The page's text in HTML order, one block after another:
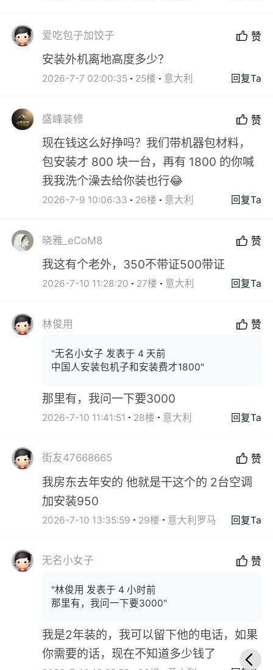
爱吃包子加饺子 赞
安装外机离地高度多少？
2026-7-7 02:00:35 25楼 意大利 回复Ta
盛峰装修 赞
现在钱这么好挣吗？我们带机器包材料，
包安装才 800 块一台，再有 1800 的你喊
我我洗个澡去给你装也行😂
2026-7-9 10:06:33 26楼 意大利 回复Ta
晓雅_eCoM8 赞
我这有个老外，350不带证500带证
2026-7-10 11:28:20 27楼 意大利 回复Ta
林俊用 赞
"无名小女子 发表于 4 天前
中国人安装包机子和安装费才1800"
那里有，我问一下要3000
2026-7-10 11:41:51 28楼 意大利 回复Ta
街友47668665 赞
我房东去年安的 他就是干这个的 2台空调
加安装950
2026-7-10 13:35:59 29楼 意大利罗马 回复Ta
无名小女子 赞
"林俊用 发表于 4 小时前
那里有，我问一下要3000"
我是2年装的，我可以留下他的电话，如果
你需要的话，现在不知道多少钱了